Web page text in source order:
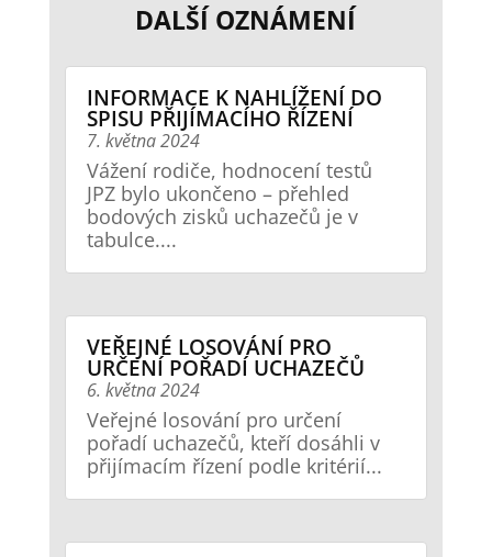
DALŠÍ OZNÁMENÍ
INFORMACE K NAHLÍŽENÍ DO
SPISU PŘIJÍMACÍHO ŘÍZENÍ
7. května 2024
Vážení rodiče, hodnocení testů
JPZ bylo ukončeno – přehled
bodových zisků uchazečů je v
tabulce....
VEŘEJNÉ LOSOVÁNÍ PRO
URČENÍ POŘADÍ UCHAZEČŮ
6. května 2024
Veřejné losování pro určení
pořadí uchazečů, kteří dosáhli v
přijímacím řízení podle kritérií...